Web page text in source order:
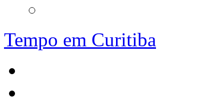
Tempo em Curitiba